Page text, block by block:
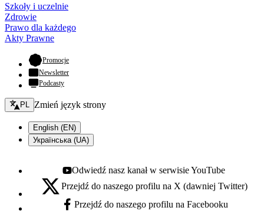
Szkoły i uczelnie
Zdrowie
Prawo dla każdego
Akty Prawne
Promocje- otwiera się w nowej karcie
Newsletter
Podcasty
Zmień język - bieżący:
PL Zmień język strony
English (EN)
Українська (UA)
Youtube - otwiera się w nowej karcie
Odwiedź nasz kanał w serwisie YouTube
X - otwiera się w nowej karcie
Przejdź do naszego profilu na X (dawniej Twitter)
Facebook - otwiera się w nowej karcie
Przejdź do naszego profilu na Facebooku